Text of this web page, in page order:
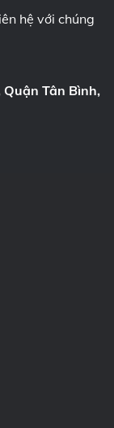
hệ với chúng
Tân Bình,